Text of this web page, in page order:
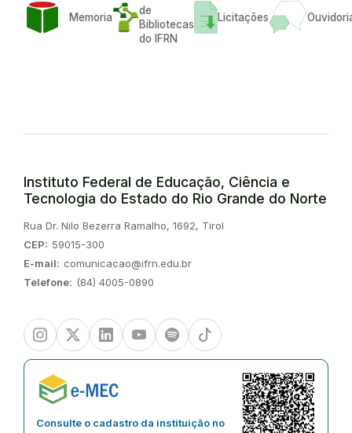
Memoria
de
Bibliotecas
do IFRN
Licitações
Instituto Federal de Educação, Ciência e
Tecnologia do Estado do Rio Grande do Norte
Endereço:
Rua Dr. Nilo Bezerra Ramalho, 1692, Tirol
CEP: 59015-300
E-mail: comunicacao@ifrn.edu.br
Telefone: (84) 4005-0890
InstagramTwitter/XLinkedinYoutubeSpotify TikTok
Consulte o cadastro da instituição no